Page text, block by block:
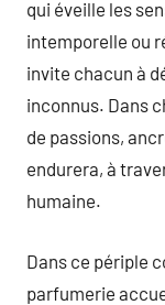
qui éveille les
intemporelle ou
invite chacun à
inconnus. Dans
de passions,
endurera, à
humaine.
Dans ce périple
parfumerie